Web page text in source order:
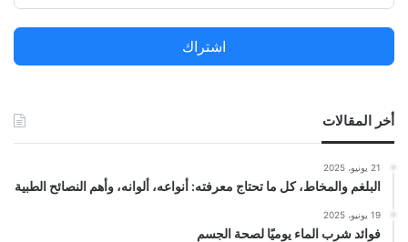
ع
ن
اشتراك
أخر المقالات
21 يونيو، 2025
البلغم والمخاط، كل ما تحتاج معرفته: أنواعه، ألوانه، وأهم النصائح الطبية
19 يونيو، 2025
فوائد شرب الماء يوميًا لصحة الجسم